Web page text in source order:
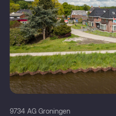
9734 AG Groningen